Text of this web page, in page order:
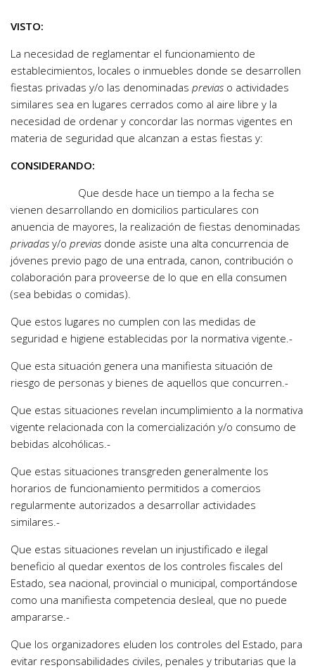
VISTO:
La necesidad de reglamentar el funcionamiento de
establecimientos, locales o inmuebles donde se desarrollen
fiestas privadas y/o las denominadas previas o actividades
similares sea en lugares cerrados como al aire libre y la
necesidad de ordenar y concordar las normas vigentes en
materia de seguridad que alcanzan a estas fiestas y:
CONSIDERANDO:
Que desde hace un tiempo a la fecha se
vienen desarrollando en domicilios particulares con
anuencia de mayores, la realización de fiestas denominadas
privadas y/o previas donde asiste una alta concurrencia de
jóvenes previo pago de una entrada, canon, contribución o
colaboración para proveerse de lo que en ella consumen
(sea bebidas o comidas).
Que estos lugares no cumplen con las medidas de
seguridad e higiene establecidas por la normativa vigente.-
Que esta situación genera una manifiesta situación de
riesgo de personas y bienes de aquellos que concurren.-
Que estas situaciones revelan incumplimiento a la normativa
vigente relacionada con la comercialización y/o consumo de
bebidas alcohólicas.-
Que estas situaciones transgreden generalmente los
horarios de funcionamiento permitidos a comercios
regularmente autorizados a desarrollar actividades
similares.-
Que estas situaciones revelan un injustificado e ilegal
beneficio al quedar exentos de los controles fiscales del
Estado, sea nacional, provincial o municipal, comportándose
como una manifiesta competencia desleal, que no puede
ampararse.-
Que los organizadores eluden los controles del Estado, para
evitar responsabilidades civiles, penales y tributarias que la